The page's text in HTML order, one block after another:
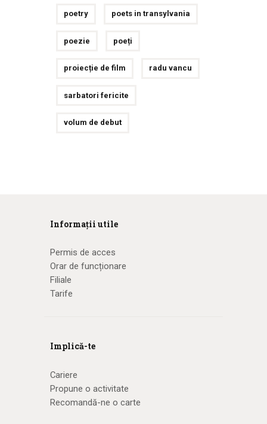
poetry poets in transylvania
poezie poeți
proiecție de film radu vancu
sarbatori fericite
volum de debut
Informații utile
Permis de acces
Orar de funcționare
Filiale
Tarife
Implică-te
Cariere
Propune o activitate
Recomandă-ne o carte